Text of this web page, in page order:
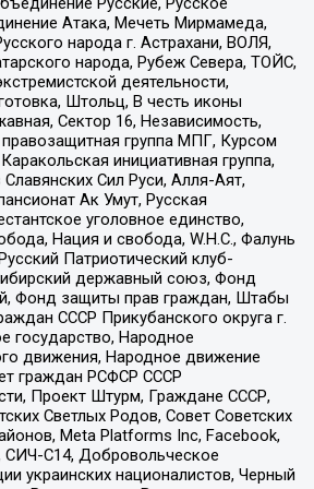
Атака, Мечеть Мирмамеда,
народа г. Астрахани, ВОЛЯ,
народа, Рубеж Севера, ТОЙС,
деятельности,
Штольц, В честь иконы
Сектор 16, Независимость,
группа МПГ, Курсом
инициативная группа,
Сил Руси, Алля-Аят,
Ак Умут, Русская
уголовное единство,
Нация и свобода, W.H.С., Фалунь
Патриотический клуб-
державный союз, Фонд
Фонд защиты прав граждан, Штабы
СССР Прикубанского округа г.
государство, Народное
движения, Народное движение
граждан РСФСР СССР
Проект Штурм, Граждане СССР,
Светлых Родов, Совет Советских
Meta Platforms Inc, Facebook,
СИЧ-С14, Добровольческое
украинских националистов, Черный